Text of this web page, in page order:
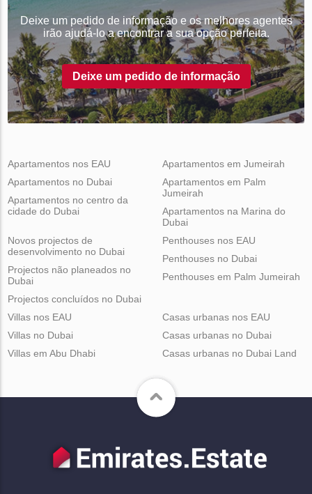
Deixe um pedido de informação e os melhores agentes
irão ajudá-lo a encontrar a sua opção perfeita.
Deixe um pedido de informação
Apartamentos nos EAU
Apartamentos no Dubai
Apartamentos no centro da
cidade do Dubai
Apartamentos em Jumeirah
Apartamentos em Palm
Jumeirah
Apartamentos na Marina do
Dubai
Novos projectos de
desenvolvimento no Dubai
Projectos não planeados no
Dubai
Projectos concluídos no Dubai
Penthouses nos EAU
Penthouses no Dubai
Penthouses em Palm Jumeirah
Villas nos EAU
Villas no Dubai
Villas em Abu Dhabi
Casas urbanas nos EAU
Casas urbanas no Dubai
Casas urbanas no Dubai Land